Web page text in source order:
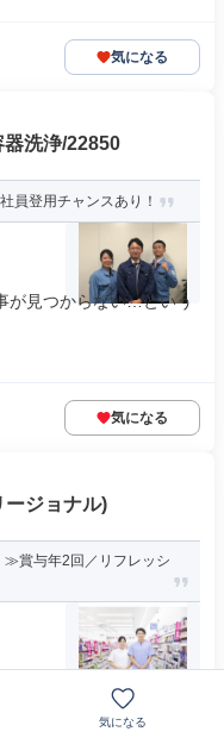
気になる
洗浄/22850
員登用チャンスあり！
が見つからない…という
気になる
ージョナル)
賞与年2回／リフレッシ
気になる